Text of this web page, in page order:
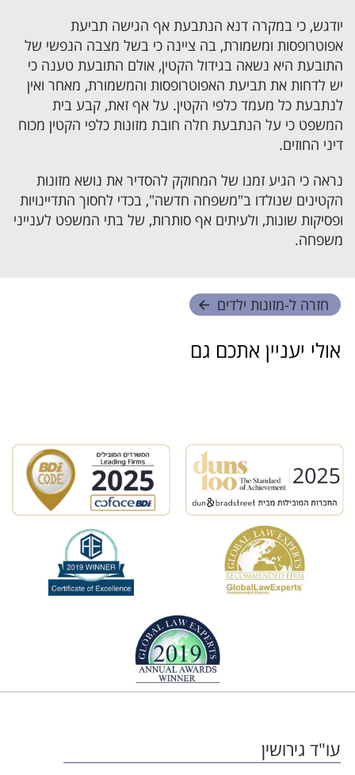
יודגש, כי במקרה דנא הנתבעת אף הגישה תביעת
אפוטרופסות ומשמורת, בה ציינה כי בשל מצבה הנפשי של
התובעת היא נשאה בגידול הקטין, אולם התובעת טענה כי
יש לדחות את תביעת האפוטרופסות והמשמורת, מאחר ואין
לנתבעת כל מעמד כלפי הקטין. על אף זאת, קבע בית
המשפט כי על הנתבעת חלה חובת מזונות כלפי הקטין מכוח
דיני החוזים.
נראה כי הגיע זמנו של המחוקק להסדיר את נושא מזונות
הקטינים שנולדו ב"משפחה חדשה", בכדי לחסוך התדיינויות
ופסיקות שונות, ולעיתים אף סותרות, של בתי המשפט לענייני
משפחה.
חזרה ל-מזונות ילדים
אולי יעניין אתכם גם
עו"ד גירושין